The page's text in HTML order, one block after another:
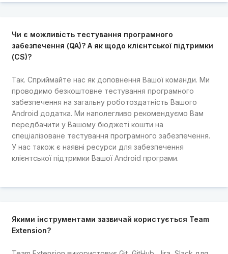
Чи є можливість тестування програмного
забезпечення (QA)? А як щодо клієнтської підтримки
(CS)?
Так. Сприймайте нас як доповнення Вашої команди. Ми
проводимо безкоштовне тестування програмного
забезпечення на загальну роботоздатність Вашого
Android додатка. Ми наполегливо рекомендуємо Вам
передбачити у Вашому бюджеті кошти на
спеціалізоване тестування програмного забезпечення.
У нас також є наявні ресурси для забезпечення
клієнтської підтримки Вашої Android програми.
Якими інструментами зазвичай користується Team
Extension?